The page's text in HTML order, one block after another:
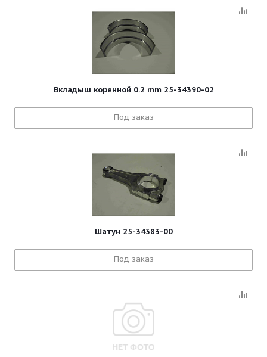
Вкладыш коренной 0.2 mm 25-34390-02
Под заказ
Шатун 25-34383-00
Под заказ